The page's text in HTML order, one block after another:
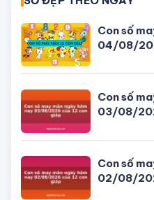
SỐ ĐẸP THEO NGÀY
04/08/
03/08/